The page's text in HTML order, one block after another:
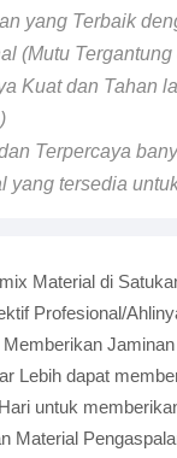
yang Terbaik
(Mutu Tergantung
Kuat dan Tahan
Terpercaya
yang tersedia
Material di
Profesional/
Lebih dapat
untuk
Material